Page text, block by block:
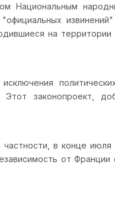
на
законопроект,
в конце
от Франции